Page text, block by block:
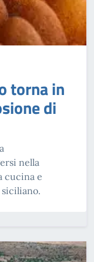
torna in
di
nella
cucina e